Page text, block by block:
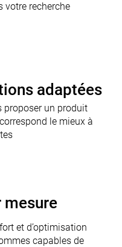
votre recherche
adaptées
proposer un produit
le mieux à
mesure
et d’optimisation
capables de